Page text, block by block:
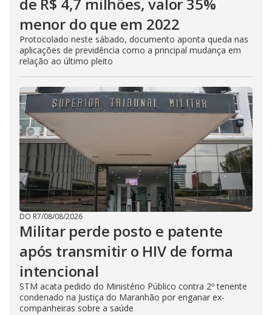
de R$ 4,7 milhões, valor 35%
menor do que em 2022
Protocolado neste sábado, documento aponta queda nas
aplicações de previdência como a principal mudança em
relação ao último pleito
DO R7/08/08/2026
Militar perde posto e patente
após transmitir o HIV de forma
intencional
STM acata pedido do Ministério Público contra 2º tenente
condenado na Justiça do Maranhão por enganar ex-
companheiras sobre a saúde